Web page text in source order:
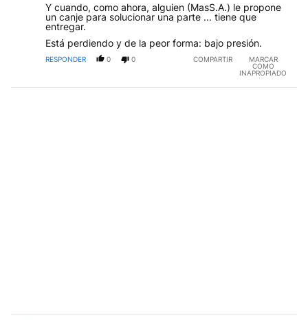
Y cuando, como ahora, alguien (MasS.A.) le propone
un canje para solucionar una parte ... tiene que
entregar.
Está perdiendo y de la peor forma: bajo presión.
RESPONDER 0 0 COMPARTIR
MARCAR
COMO
INAPROPIADO